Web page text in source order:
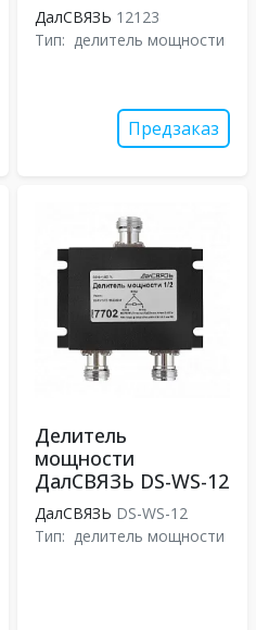
ДалСВЯЗЬ 12123
Тип: делитель мощности
Предзаказ
Делитель
мощности
ДалСВЯЗЬ DS-WS-12
ДалСВЯЗЬ DS-WS-12
Тип: делитель мощности